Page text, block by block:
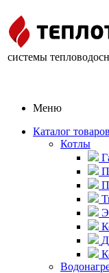
системы
Меню
Каталог товаров
Котлы